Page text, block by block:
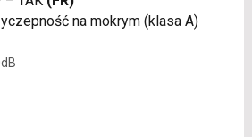
na mokrym (klasa A)